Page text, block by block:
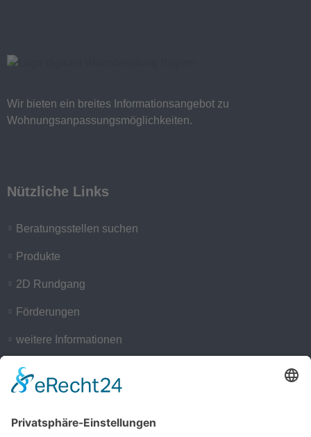
Wir bieten ein breites Informationsangebot zu
Wohnungsanpassungsmöglichkeiten.
Nützliche Links
Beratungsstellen suchen
Produkte
2D Rundgang
Förderungen
weitere Informationen